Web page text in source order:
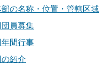
の名称・位置・管轄区域
員募集
間行事
紹介